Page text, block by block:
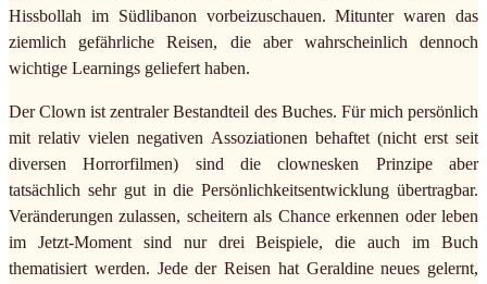
Hissbollah im Südlibanon vorbeizuschauen. Mitunter waren das
ziemlich gefährliche Reisen, die aber wahrscheinlich dennoch
wichtige Learnings geliefert haben.
Der Clown ist zentraler Bestandteil des Buches. Für mich persönlich
mit relativ vielen negativen Assoziationen behaftet (nicht erst seit
diversen Horrorfilmen) sind die clownesken Prinzipe aber
tatsächlich sehr gut in die Persönlichkeitsentwicklung übertragbar.
Veränderungen zulassen, scheitern als Chance erkennen oder leben
im Jetzt-Moment sind nur drei Beispiele, die auch im Buch
thematisiert werden. Jede der Reisen hat Geraldine neues gelernt,